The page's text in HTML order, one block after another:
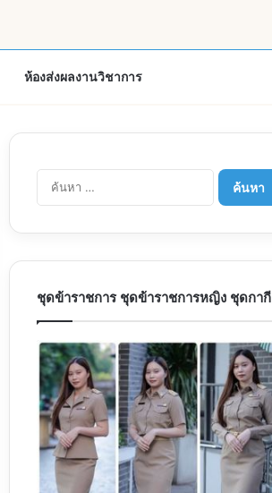
ห้องส่งผลงานวิชาการ
ค้นหา
สำหรับ:
ชุดข้าราชการ ชุดข้าราชการหญิง ชุดกากี